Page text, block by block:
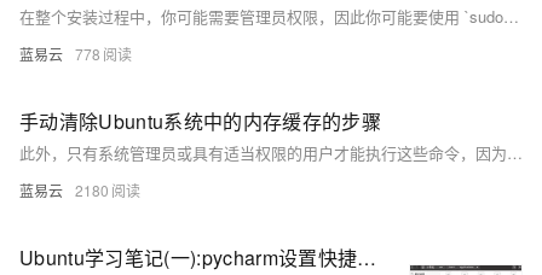
在整个安装过程中，你可能需要管理员权限，因此你可能要使用 `sudo` 来获取必要的权限。记得做完每一个步骤后，都要检查输出，以确保没有发生错误，并且每项操作都成功完成。如果在安装过程中遇到问题，查看 `/var/log/` 下的日志文件对于问题的解决可能是有帮助的。
蓝易云 778
手动清除Ubuntu系统中的内存缓存的步骤
此外，只有系统管理员或具有适当权限的用户才能执行这些命令，因为这涉及到系统级的操作。普通用户尝试执行这些操作会因权限不足而失败。
蓝易云 2180
Ubuntu学习笔记(一):pycharm设置快捷启动图标详解